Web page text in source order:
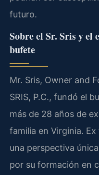
futuro.
Sobre el Sr. Sris y el
bufete
Mr. Sris, Owner and
SRIS, P.C., fundó el
más de 28 años de
familia en Virginia.
una perspectiva
por su formación en